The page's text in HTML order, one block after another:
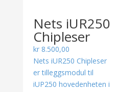
Nets iUR250
Chipleser
kr8.500,00
Nets iUR250 Chipleser
er tilleggsmodul til
iUP250 hovedenheten i